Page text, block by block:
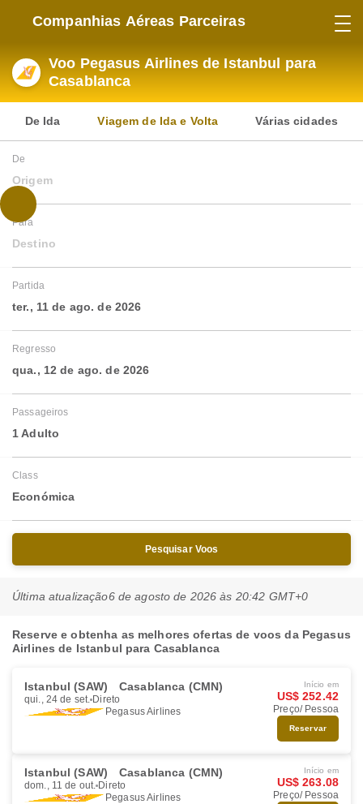
Companhias Aéreas Parceiras
Voo Pegasus Airlines de Istanbul para
Casablanca
De Ida Viagem de Ida e Volta Várias cidades
De
Origem
Para
Destino
Partida
ter., 11 de ago. de 2026
Regresso
qua., 12 de ago. de 2026
Passageiros
1 Adulto
Class
Económica
Pesquisar Voos
Última atualização6 de agosto de 2026 às 20:42 GMT+0
Reserve e obtenha as melhores ofertas de voos da Pegasus
Airlines de Istanbul para Casablanca
Istanbul (SAW) Casablanca (CMN)
qui., 24 de set. Direto
Pegasus Airlines
Início em
US$ 252.42
Preço/ Pessoa
Reservar
Istanbul (SAW) Casablanca (CMN)
dom., 11 de out. Direto
Pegasus Airlines
Início em
US$ 263.08
Preço/ Pessoa